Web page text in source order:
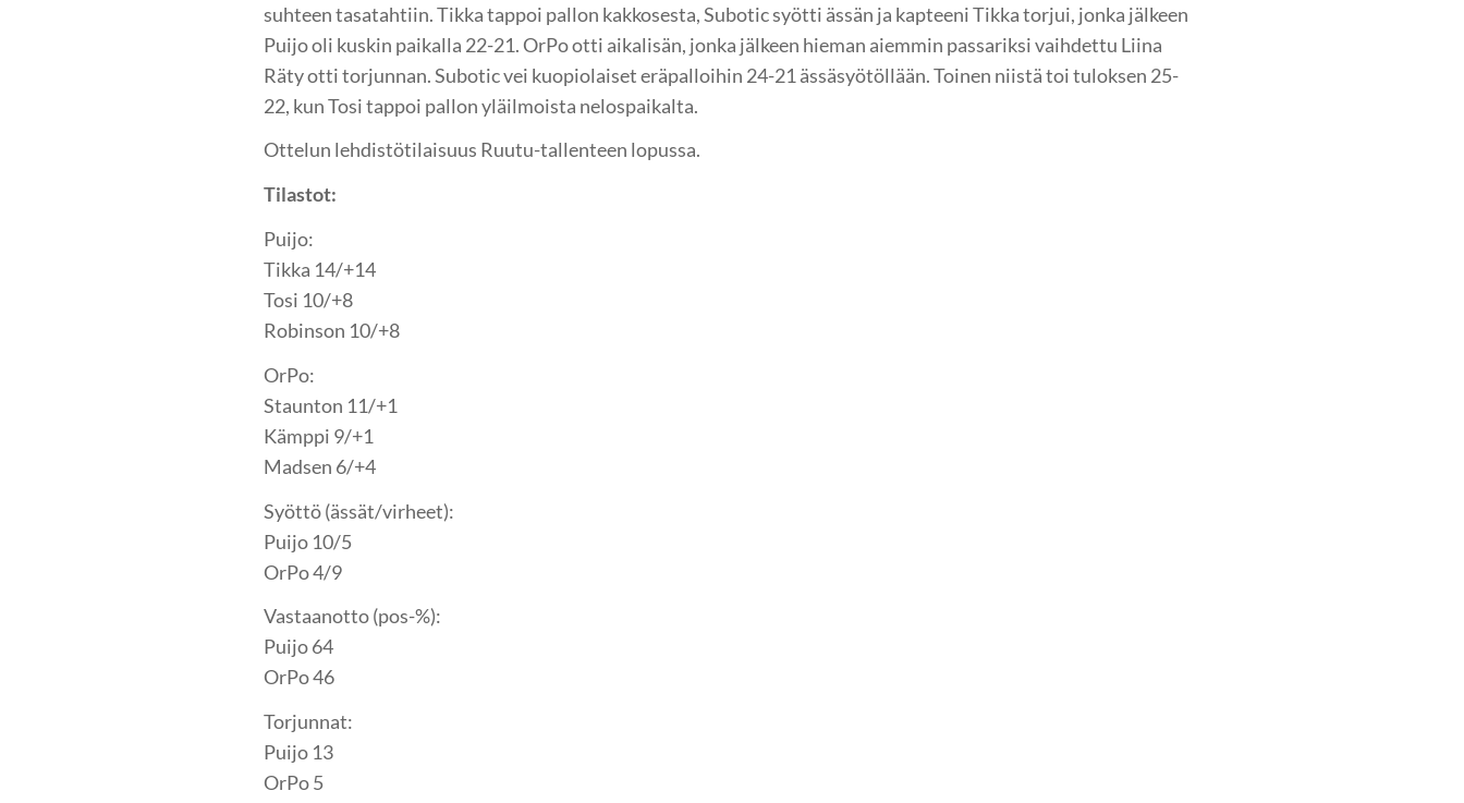
suhteen tasatahtiin. Tikka tappoi pallon kakkosesta, Subotic syötti ässän ja kapteeni Tikka torjui, jonka jälkeen
Puijo oli kuskin paikalla 22-21. OrPo otti aikalisän, jonka jälkeen hieman aiemmin passariksi vaihdettu Liina
Räty otti torjunnan. Subotic vei kuopiolaiset eräpalloihin 24-21 ässäsyötöllään. Toinen niistä toi tuloksen 25-
22, kun Tosi tappoi pallon yläilmoista nelospaikalta.
Ottelun lehdistötilaisuus Ruutu-tallenteen lopussa.
Tilastot:
Puijo:
Tikka 14/+14
Tosi 10/+8
Robinson 10/+8
OrPo:
Staunton 11/+1
Kämppi 9/+1
Madsen 6/+4
Syöttö (ässät/virheet):
Puijo 10/5
OrPo 4/9
Vastaanotto (pos-%):
Puijo 64
OrPo 46
Torjunnat:
Puijo 13
OrPo 5